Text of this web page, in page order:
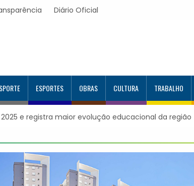
Diário Oficial
ESPORTES OBRAS CULTURA TRABALHO
no Programa Aluno Tutor em Tecnologia